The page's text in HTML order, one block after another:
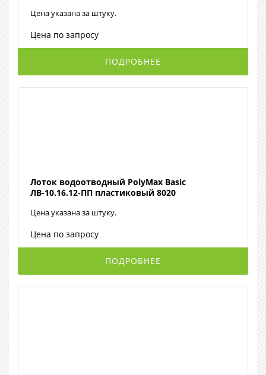
Цена указана за штуку.
Цена по запросу
ПОДРОБНЕЕ
Лоток водоотводный PolyMax Basic
ЛВ-10.16.12-ПП пластиковый 8020
Цена указана за штуку.
Цена по запросу
ПОДРОБНЕЕ